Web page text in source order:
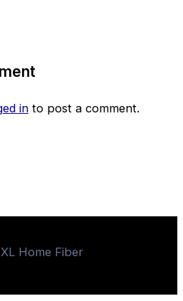
into post a comment.
Home Fiber